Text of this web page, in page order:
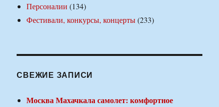
Персоналии (134)
Фестивали, конкурсы, концерты(233)
СВЕЖИЕ ЗАПИСИ
Москва Махачкала самолет: комфортное